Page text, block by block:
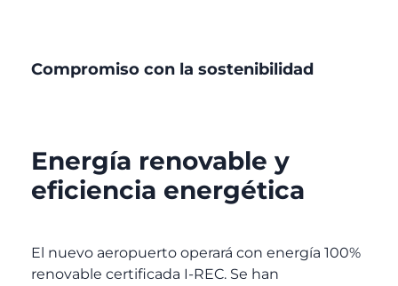
Compromiso con la sostenibilidad
Energía renovable y
eficiencia energética
El nuevo aeropuerto operará con energía 100%
renovable certificada I-REC. Se han